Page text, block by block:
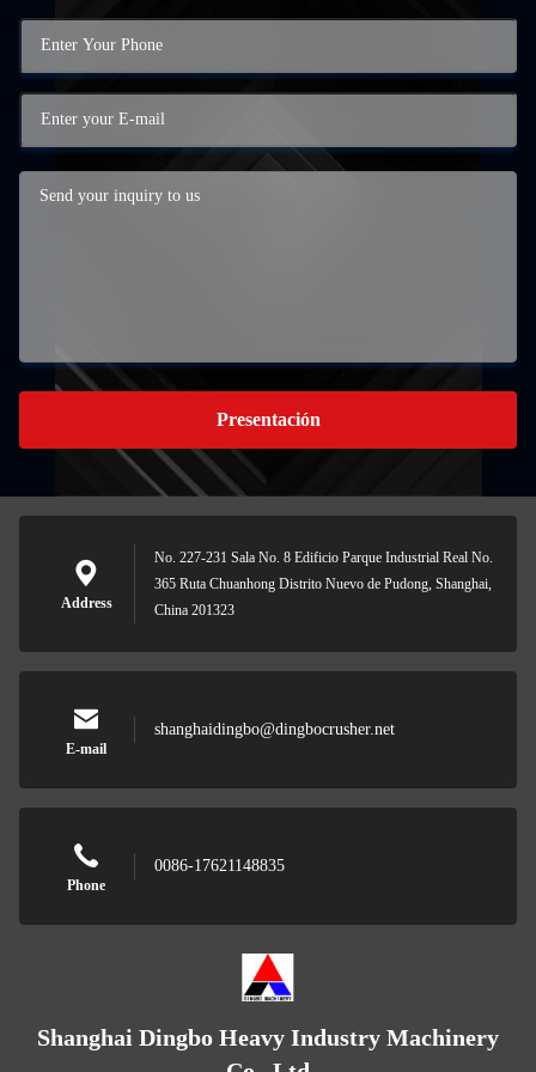
Presentación
Address
No. 227-231 Sala No. 8 Edificio Parque Industrial Real No.
365 Ruta Chuanhong Distrito Nuevo de Pudong, Shanghai,
China 201323
E-mail
shanghaidingbo@dingbocrusher.net
Phone
0086-17621148835
Shanghai Dingbo Heavy Industry Machinery